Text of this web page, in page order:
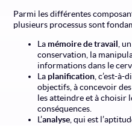
Parmi les différentes
plusieurs processus sont
La mémoire de travail,
conservation, la
informations dans le
La planification, c’est-à-
objectifs, à concevoir
les atteindre et à choisir
conséquences.
L’analyse, qui est